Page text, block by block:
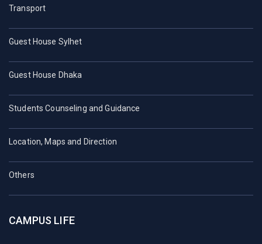
Transport
Guest House Sylhet
Guest House Dhaka
Students Counseling and Guidance
Location, Maps and Direction
Others
CAMPUS LIFE